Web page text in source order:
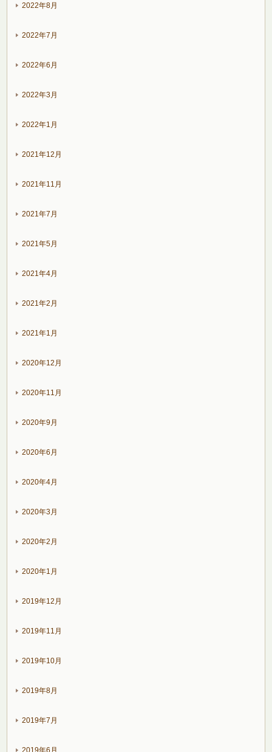
2022年8月
2022年7月
2022年6月
2022年3月
2022年1月
2021年12月
2021年11月
2021年7月
2021年5月
2021年4月
2021年2月
2021年1月
2020年12月
2020年11月
2020年9月
2020年6月
2020年4月
2020年3月
2020年2月
2020年1月
2019年12月
2019年11月
2019年10月
2019年8月
2019年7月
2019年6月